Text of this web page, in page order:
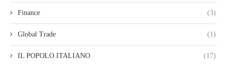
Finance (3)
Global Trade (1)
IL POPOLO ITALIANO (17)